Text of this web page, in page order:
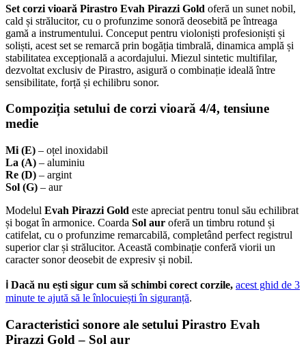
Set corzi vioară Pirastro Evah Pirazzi Gold oferă un sunet nobil,
cald și strălucitor, cu o profunzime sonoră deosebită pe întreaga
gamă a instrumentului. Conceput pentru violoniști profesioniști și
soliști, acest set se remarcă prin bogăția timbrală, dinamica amplă și
stabilitatea excepțională a acordajului. Miezul sintetic multifilar,
dezvoltat exclusiv de Pirastro, asigură o combinație ideală între
sensibilitate, forță și echilibru sonor.
Compoziția setului de corzi vioară 4/4, tensiune
medie
Mi (E) – oțel inoxidabil
La (A) – aluminiu
Re (D) – argint
Sol (G) – aur
Modelul Evah Pirazzi Gold este apreciat pentru tonul său echilibrat
și bogat în armonice. Coarda Sol aur oferă un timbru rotund și
catifelat, cu o profunzime remarcabilă, completând perfect registrul
superior clar și strălucitor. Această combinație conferă viorii un
caracter sonor deosebit de expresiv și nobil.
ℹ️ Dacă nu ești sigur cum să schimbi corect corzile, acest ghid de 3
minute te ajută să le înlocuiești în siguranță.
Caracteristici sonore ale setului Pirastro Evah
Pirazzi Gold – Sol aur